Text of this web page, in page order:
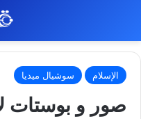
الإسلام سوشيال ميديا
صور و بوستات